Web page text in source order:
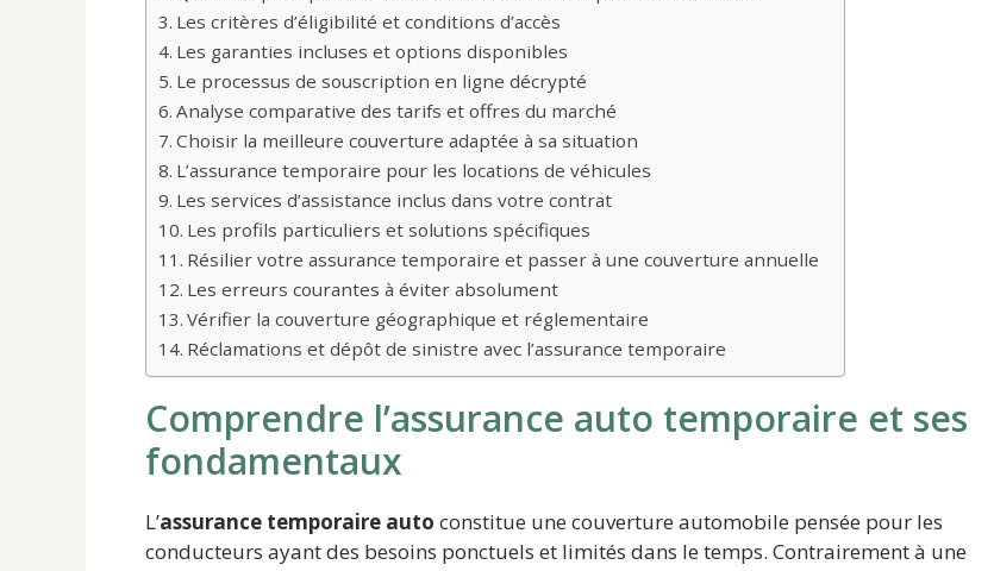
Les critères d’éligibilité et conditions d’accès
Les garanties incluses et options disponibles
Le processus de souscription en ligne décrypté
Analyse comparative des tarifs et offres du marché
Choisir la meilleure couverture adaptée à sa situation
L’assurance temporaire pour les locations de véhicules
Les services d’assistance inclus dans votre contrat
Les profils particuliers et solutions spécifiques
Résilier votre assurance temporaire et passer à une couverture annuelle
Les erreurs courantes à éviter absolument
Vérifier la couverture géographique et réglementaire
Réclamations et dépôt de sinistre avec l’assurance temporaire
Comprendre l’assurance auto temporaire et ses
fondamentaux
L’assurance temporaire auto constitue une couverture automobile pensée pour les
conducteurs ayant des besoins ponctuels et limités dans le temps. Contrairement à une